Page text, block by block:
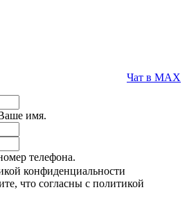
Чат в MAX
имя.
телефона.
конфиденциальности
что согласны с политикой